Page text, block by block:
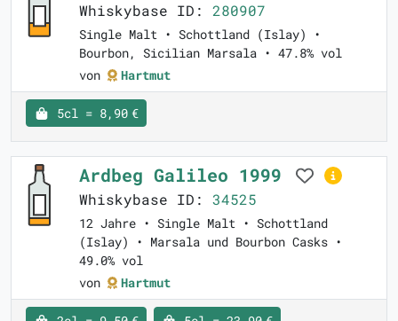
Whiskybase ID: 280907
Single Malt • Schottland (Islay) •
Bourbon, Sicilian Marsala • 47.8% vol
von
Hartmut
5cl = 8,90 €
Ardbeg Galileo 1999
Whiskybase ID: 34525
12 Jahre • Single Malt • Schottland
(Islay) • Marsala und Bourbon Casks •
49.0% vol
von
Hartmut